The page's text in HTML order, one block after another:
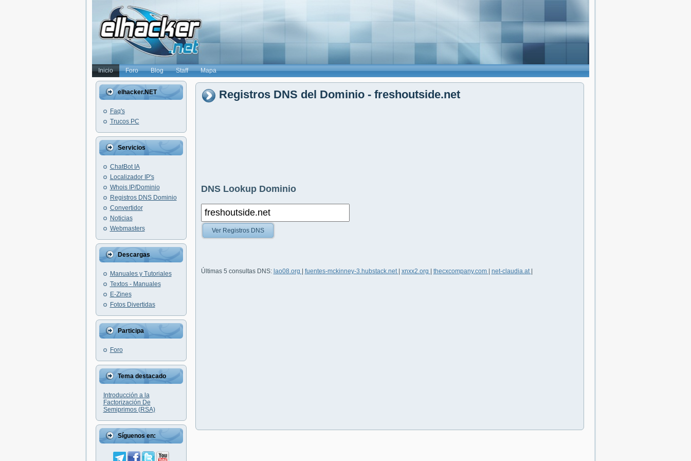
Inicio Foro Blog Staff Mapa
elhacker.NET
Faq's
Trucos PC
Servicios
ChatBot IA
Localizador IP's
Whois IP/Dominio
Registros DNS Dominio
Convertidor
Noticias
Webmasters
Descargas
Manuales y Tutoriales
Textos - Manuales
E-Zines
Fotos Divertidas
Participa
Foro
Tema destacado
Introducción a la
Factorización De
Semiprimos (RSA)
Síguenos en:
Registros DNS del Dominio - freshoutside.net
DNS Lookup Dominio
Ver Registros DNS
Últimas 5 consultas DNS: lao08.org fuentes-mckinney-3.hubstack.net xnxx2.org thecxcompany.com net-claudia.at